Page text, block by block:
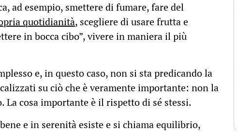
ad esempio, smettere di fumare, fare del
quotidianità, scegliere di usare frutta e
in bocca cibo”, vivere in maniera il più
e, in questo caso, non si sta predicando la
su ciò che è veramente importante: non la
La cosa importante è il rispetto di sé stessi.
e in serenità esiste e si chiama equilibrio,